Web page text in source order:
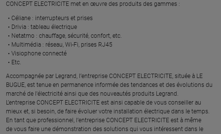
CONCEPT ELECTRICITE met en œuvre des produits des gammes : ​
Céliane : interrupteurs et prises ​
Drivia : tableau électrique ​
Netatmo : chauffage, sécurité, confort, etc.​
Multimédia : réseau, Wi-Fi, prises RJ45​
Visiophone connecté​
Etc.​
​Accompagnée par Legrand, l’entreprise CONCEPT ELECTRICITE, située à LE
BUGUE, est tenue en permanence informée des tendances et des évolutions du
marché de l'électricité ainsi que des nouveautés produits Legrand.
L’entreprise CONCEPT ELECTRICITE est ainsi capable de vous conseiller au
mieux et, si besoin, de faire évoluer votre installation électrique dans le temps.
En tant que professionnel, l’entreprise CONCEPT ELECTRICITE est à même
de vous faire une démonstration des solutions qui vous intéressent dans le